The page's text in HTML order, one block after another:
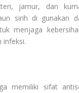
jamur, dan
sirih di gunakan
menjaga
infeksi.
memiliki sifat